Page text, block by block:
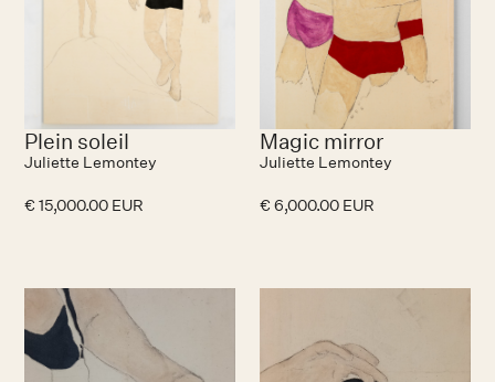
Plein soleil
Juliette Lemontey
€ 15,000.00 EUR
Magic mirror
Juliette Lemontey
€ 6,000.00 EUR